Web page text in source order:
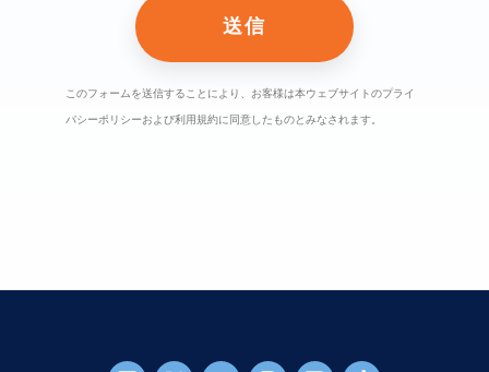
このフォームを送信することにより、お客様は本ウェブサイトのプライ
バシーポリシーおよび利用規約に同意したものとみなされます。